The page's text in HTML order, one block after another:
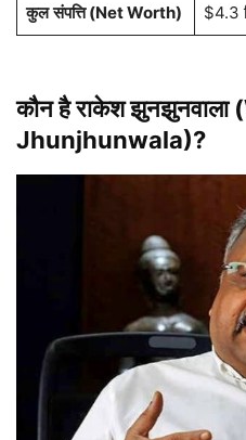
कुल संपत्ति (Net Worth) $4.3
कौन है राकेश
Jhunjhunwala)?